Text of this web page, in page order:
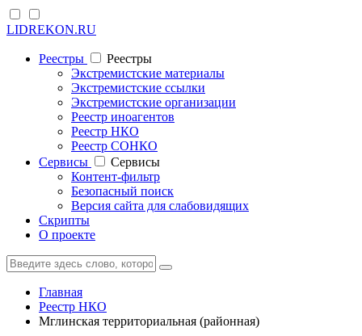
LIDREKON.RU
Реестры
Реестры
Экстремистские материалы
Экстремистские ссылки
Экстремистские организации
Реестр иноагентов
Реестр НКО
Реестр СОНКО
Cервисы
Cервисы
Контент-фильтр
Безопасный поиск
Версия сайта для слабовидящих
Скрипты
О проекте
Главная
Реестр НКО
Мглинская территориальная (районная)